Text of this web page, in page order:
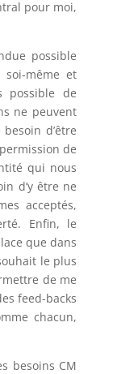
pour moi,
possible
soi-même et
possible de
ne peuvent
d’être
de
qui nous
d’y être ne
acceptés,
Enfin, le
que dans
le plus
de me
feed-backs
chacun,
besoins CM